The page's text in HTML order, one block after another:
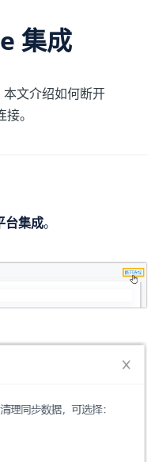
集成
文介绍如何断开
。
台集成。